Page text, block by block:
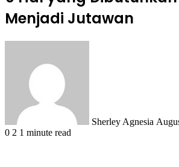
Menjadi Jutawan
Sherley Agnesia
0 2 1 minute read